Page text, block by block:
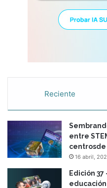
Reciente
entre
16 abril,
Edición